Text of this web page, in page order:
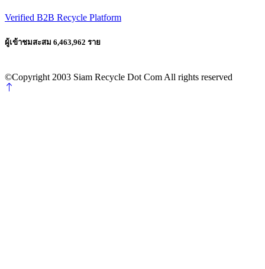
Verified B2B Recycle Platform
ผู้เข้าชมสะสม 6,463,962 ราย
©Copyright 2003 Siam Recycle Dot Com All rights reserved